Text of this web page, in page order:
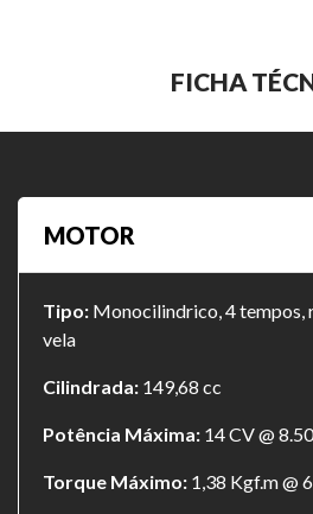
FICHA
MOTOR
Tipo: Monocilindrico, 4 tempos,
vela
Cilindrada: 149,68 cc
Potência Máxima: 14 CV @
Torque Máximo: 1,38 Kgf.m @